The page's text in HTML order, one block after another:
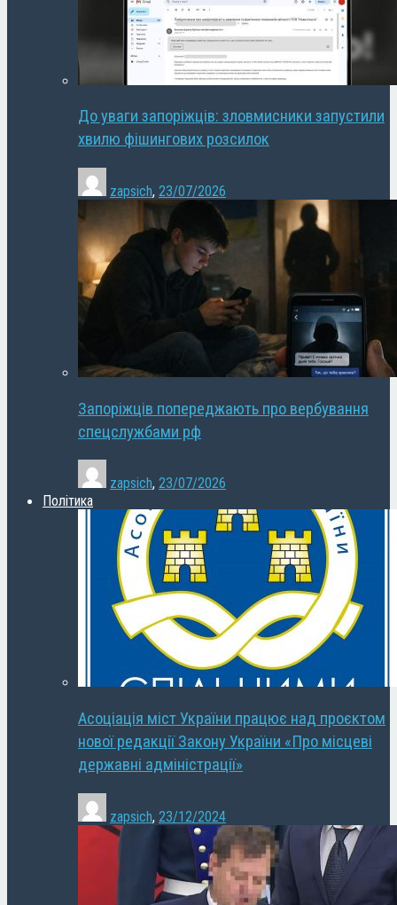
До уваги запоріжців: зловмисники запустили
хвилю фішингових розсилок
zapsich, 23/07/2026
Запоріжців попереджають про вербування
спецслужбами рф
zapsich, 23/07/2026
Політика
Асоціація міст України працює над проєктом
нової редакції Закону України «Про місцеві
державні адміністрації»
zapsich, 23/12/2024